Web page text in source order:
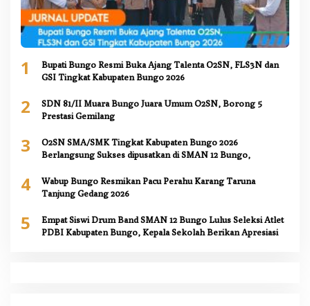
1
Bupati Bungo Resmi Buka Ajang Talenta O2SN, FLS3N dan
GSI Tingkat Kabupaten Bungo 2026
2
SDN 81/II Muara Bungo Juara Umum O2SN, Borong 5
Prestasi Gemilang
3
O2SN SMA/SMK Tingkat Kabupaten Bungo 2026
Berlangsung Sukses dipusatkan di SMAN 12 Bungo,
4
Wabup Bungo Resmikan Pacu Perahu Karang Taruna
Tanjung Gedang 2026
5
Empat Siswi Drum Band SMAN 12 Bungo Lulus Seleksi Atlet
PDBI Kabupaten Bungo, Kepala Sekolah Berikan Apresiasi